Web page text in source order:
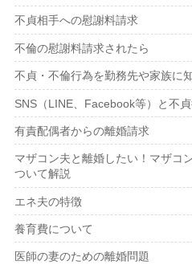
不貞相手への慰謝料請求
不倫の慰謝料請求されたら
不貞・不倫行為を勤務先や家族に
SNS（LINE、Facebook等）と不
有責配偶者からの離婚請求
マザコン夫と離婚したい！マザコ
ついて解説
エネ夫の特徴
養育費について
医師の妻のための離婚問題